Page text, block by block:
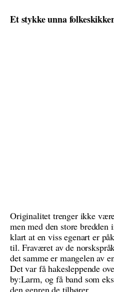
Et stykke unna
Originalitet trenger ikke
men med den store
klart at en viss egenart er
til. Fraværet av de
det samme er mangelen av
Det var få hakesleppende
by:Larm, og få band som
den genren de tilhører.